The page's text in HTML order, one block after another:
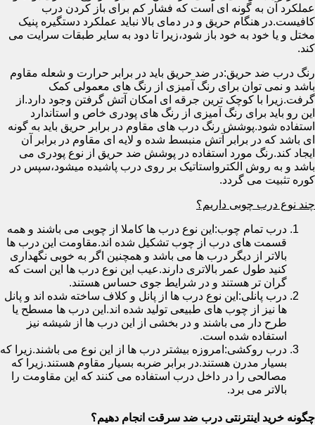
عملکرد آن به گونه ای است که فشار کم برای باز کردن درب
کافیست.در هنگام حریق و در دمای بالا نباید عملکرد دستگیره پنیک
مختل و یا خود به خود باز شود،زیرا تا دود به سایر طبقات سرایت می
کند.
رنگ درب ضد حریق:در ضد حریق باید در برابر حرارت و شعله مقاوم
باشد و نمی توان برای رنگ آمیزی از رنگ های معمولی کمک
گرفت.زیرا با کوچک ترین جرقه ای امکان آتش گرفتن وجود دارد.از
این رو باید برای رنگ آمیزی از رنگ های پودری خاص و استاندارد
استفاده شود.پوشش رنگ درب های مقاوم در برابر حریق باید به گونه
ای باشد که در برابر آتش منبسط شده و لایه ای مقاوم در برابر آن
ایجاد کند.رنگ مورد استفاده در پوشش ضد حریق از نوع پودری می
باشد و به روش الکترواستاتیک بر روی درب پاشیده میشود،سپس در
کوره تثبیت می گردد.
چند نوع درب چوبی داریم؟
درب تمام چوب:این نوع درب ها کاملا از چوبی می باشند و همه
قسمت های درب از چوب تشکیل شده اند.مقاومت این درب ها
بالاتر از دیگر درب ها می باشد و همچنین اگر به خوبی نگهداری
کنید طول عمر بالاتری دارند.عیب این نوع درب ها این است که
گران تر هستند و در شرایط جوی حساس هستند.
درب پانلی:این نوع درب ها از پانل و کلاف ساخته شده اند و پانل
ها نیز از چوب های طبیعی تولید شده اند.این درب ها مسطح یا
طرح دار می باشند و در بخشی از این درب ها از شیشه نیز
استفاده شده است.
درب روکشی:امروزه بیشتر درب ها از این نوع می باشند.زیرا که
بسیار مدرن هستند.در برابر ضربه بسیار مقاوم هستند.زیرا که
مصالحی را در داخل درب استفاده می کنند که این مقاومت را
بالاتر می برد.
چگونه خرید اینترنتی درب ضد سرقت انجام دهیم؟